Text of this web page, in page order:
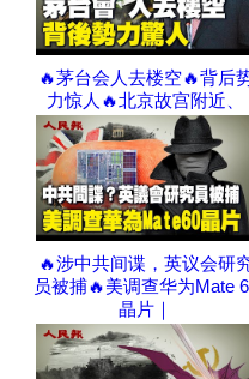
🔥茅台会人去楼空🔥背后
力惊人🔥北京故宫附近、
🔥涉中共间谍，英议会研
员被捕🔥美调查华为Mate
晶片｜